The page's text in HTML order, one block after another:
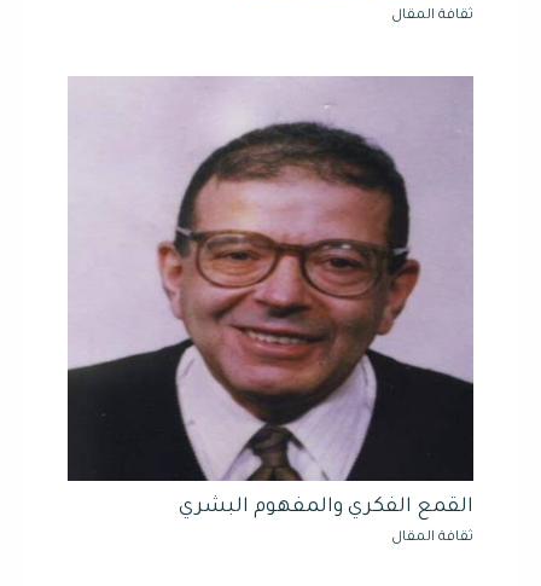
ثقافة المقال
القمع الفكري والمفهوم البشري
ثقافة المقال